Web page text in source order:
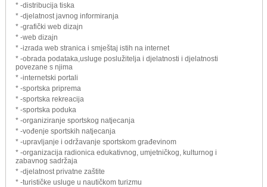
* -distribucija tiska
* -djelatnost javnog informiranja
* -grafički web dizajn
* -web dizajn
* -izrada web stranica i smještaj istih na internet
* -obrada podataka,usluge poslužitelja i djelatnosti i djelatnosti
povezane s njima
* -internetski portali
* -sportska priprema
* -sportska rekreacija
* -sportska poduka
* -organiziranje sportskog natjecanja
* -vođenje sportskih natjecanja
* -upravljanje i održavanje sportskom građevinom
* -organizacija radionica edukativnog, umjetničkog, kulturnog i
zabavnog sadržaja
* -djelatnost privatne zaštite
* -turističke usluge u nautičkom turizmu